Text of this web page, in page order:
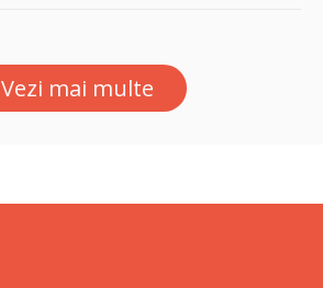
Vezi mai multe